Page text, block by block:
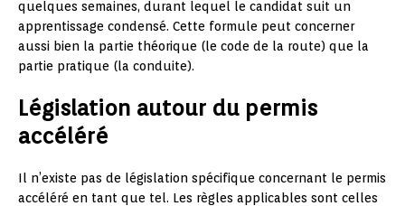
quelques semaines, durant lequel le candidat suit un
apprentissage condensé. Cette formule peut concerner
aussi bien la partie théorique (le code de la route) que la
partie pratique (la conduite).
Législation autour du permis
accéléré
Il n’existe pas de législation spécifique concernant le permis
accéléré en tant que tel. Les règles applicables sont celles